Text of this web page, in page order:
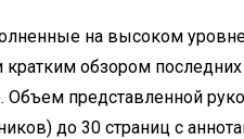
на высоком
кратким обзором
Объем представленной
до 30 страниц с